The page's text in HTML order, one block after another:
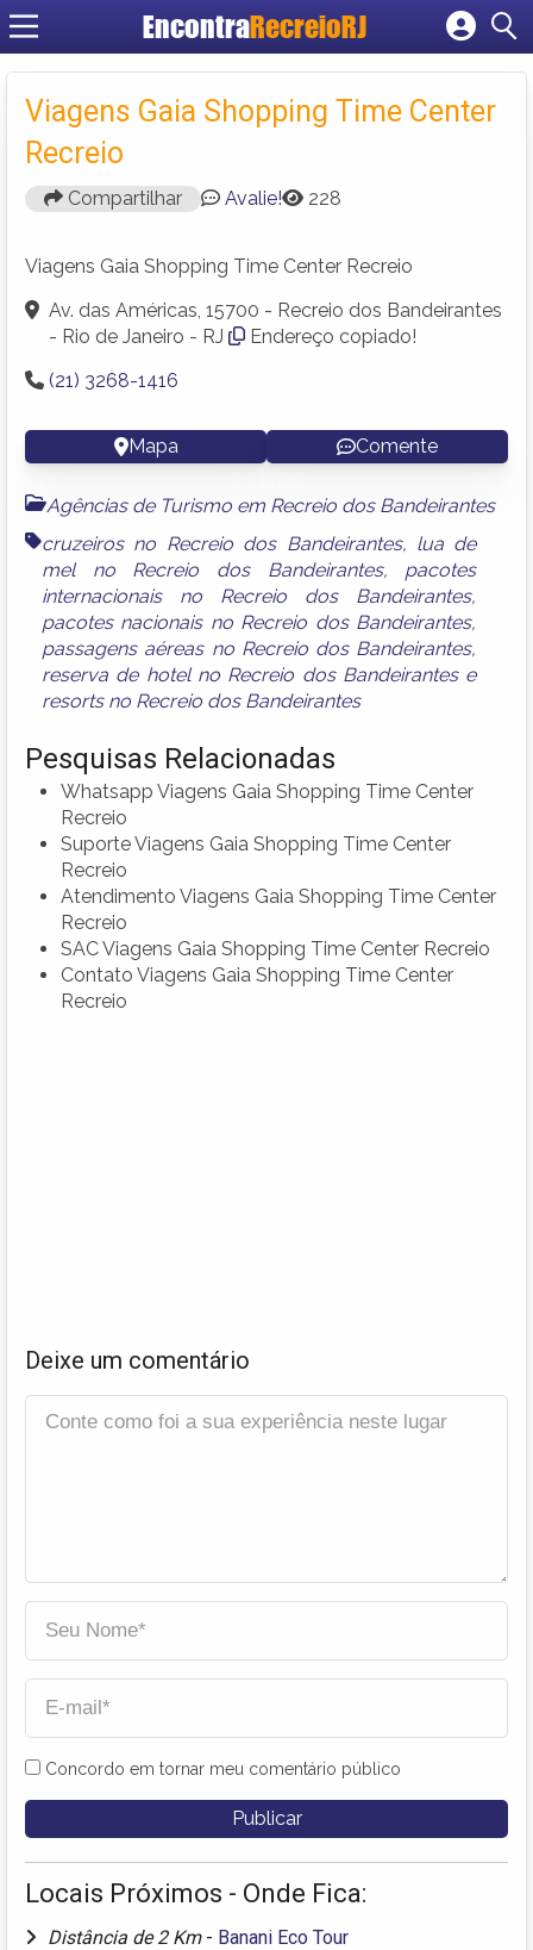
EncontraRecreioRJ
Cadastrar empresa
Criar conta
Viagens Gaia Shopping Time Center
Recreio
Compartilhar Avalie! 228
Viagens Gaia Shopping Time Center Recreio
Av. das Américas, 15700 - Recreio dos Bandeirantes
- Rio de Janeiro - RJ
Endereço copiado!
(21) 3268-1416
Mapa Comente
Agências de Turismo em Recreio dos Bandeirantes
cruzeiros no Recreio dos Bandeirantes, lua de
mel no Recreio dos Bandeirantes, pacotes
internacionais no Recreio dos Bandeirantes,
pacotes nacionais no Recreio dos Bandeirantes,
passagens aéreas no Recreio dos Bandeirantes,
reserva de hotel no Recreio dos Bandeirantese
resorts no Recreio dos Bandeirantes
Pesquisas Relacionadas
Whatsapp Viagens Gaia Shopping Time Center
Recreio
Suporte Viagens Gaia Shopping Time Center
Recreio
Atendimento Viagens Gaia Shopping Time Center
Recreio
SAC Viagens Gaia Shopping Time Center Recreio
Contato Viagens Gaia Shopping Time Center
Recreio
Deixe um comentário
Concordo em tornar meu comentário público
Locais Próximos - Onde Fica:
Distância de 2 Km - Banani Eco Tour